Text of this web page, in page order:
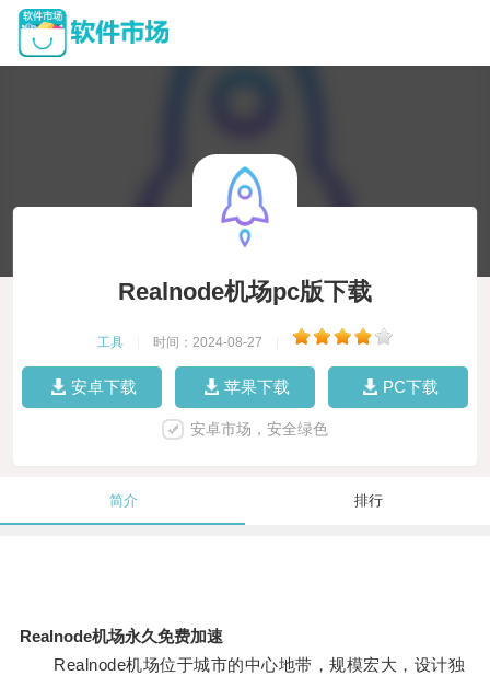
Realnode机场pc版下载
工具 时间：2024-08-27
安卓下载 苹果下载 PC下载
安卓市场，安全绿色
简介 排行
Realnode机场永久免费加速
Realnode机场位于城市的中心地带，规模宏大，设计独